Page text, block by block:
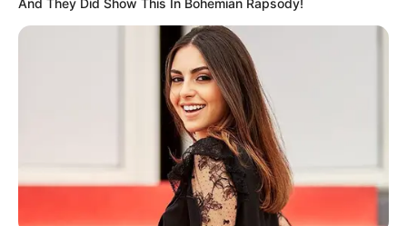
infantil. Fica a dica!
And They Did Show This In Bohemian Rapsody!